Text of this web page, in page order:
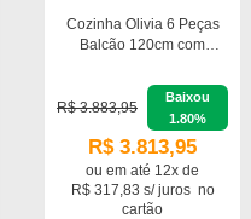
Cozinha Olivia 6 Peças
Balcão 120cm com
Cooktop e Paneleiro
Cristaleira Poliman
Móveis
R$ 3.883,95
Baixou
1.80%
R$ 3.813,95
ou em até 12x de
R$ 317,83 s/ juros no
cartão